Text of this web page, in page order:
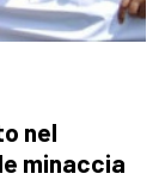
nel
minaccia